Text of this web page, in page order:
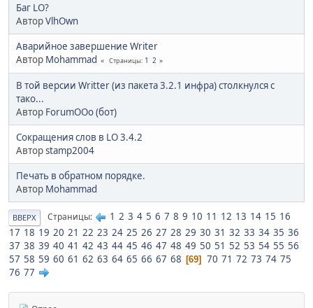
Баг LO?
АвторVlhOwn
Аварийное завершение Writer
Автор Mohammad Страницы 1 2
В той версии Writter (из пакета 3.2.1 инфра) столкнулся с
тако...
Автор ForumOOo (бот)
Сокращения слов в LO 3.4.2
Авторstamp2004
Печать в обратном порядке.
Автор Mohammad
ВВЕРХ Страницы 1 2 3 4 5 6 7 8 9 10 11 12 13 14 15 16
17 18 19 20 21 22 23 24 25 26 27 28 29 30 31 32 33 34 35 36
37 38 39 40 41 42 43 44 45 46 47 48 49 50 51 52 53 54 55 56
57 58 59 60 61 62 63 64 65 66 67 68 69 70 71 72 73 74 75
76 77